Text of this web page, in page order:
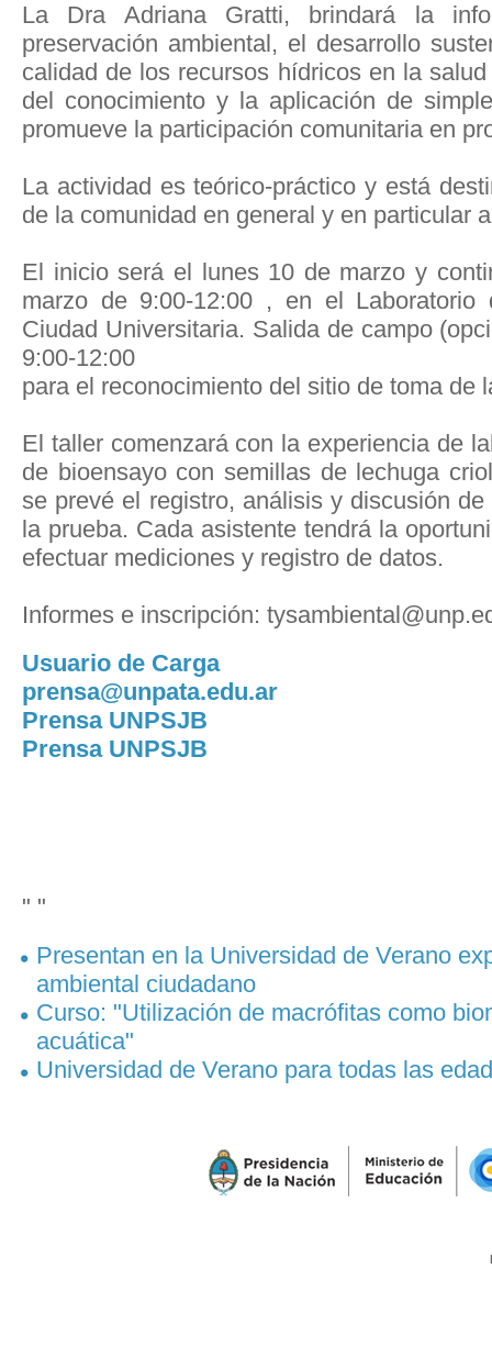
La Dra Adriana Gratti, brindará la
preservación ambiental, el desarrollo
calidad de los recursos hídricos en la
del conocimiento y la aplicación de
promueve la participación comunitaria en
La actividad es teórico-práctico y está
de la comunidad en general y en particular
El inicio será el lunes 10 de marzo y
marzo de 9:00-12:00 , en el
Ciudad Universitaria. Salida de campo
9:00-12:00
para el reconocimiento del sitio de toma de
El taller comenzará con la experiencia de
de bioensayo con semillas de lechuga
se prevé el registro, análisis y discusión
la prueba. Cada asistente tendrá la
efectuar mediciones y registro de datos.
Informes e inscripción:
Usuario de Carga
prensa@unpata.edu.ar
Prensa UNPSJB
Prensa UNPSJB
" "
Presentan en la Universidad de Verano
ambiental ciudadano
Curso: "Utilización de macrófitas como
acuática"
Universidad de Verano para todas las